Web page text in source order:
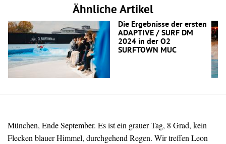
Ähnliche Artikel
Die Ergebnisse der ersten
ADAPTIVE / SURF DM
2024 in der O2
SURFTOWN MUC
München, Ende September. Es ist ein grauer Tag, 8 Grad, kein
Flecken blauer Himmel, durchgehend Regen. Wir treffen Leon